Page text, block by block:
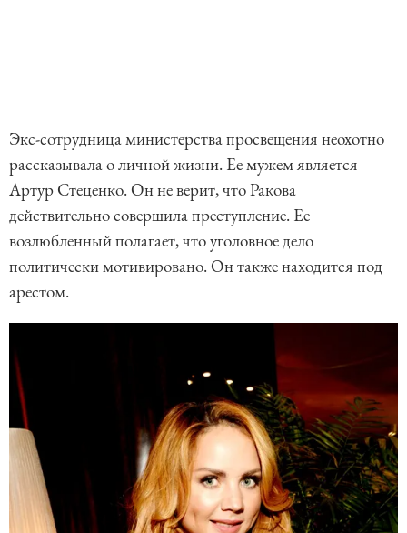
Экс-сотрудница министерства просвещения неохотно
рассказывала о личной жизни. Ее мужем является
Артур Стеценко. Он не верит, что Ракова
действительно совершила преступление. Ее
возлюбленный полагает, что уголовное дело
политически мотивировано. Он также находится под
арестом.